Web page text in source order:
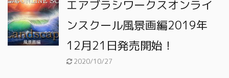
エアブラシワークスオンライ
ンスクール風景画編2019年
12月21日発売開始！
2020/10/27